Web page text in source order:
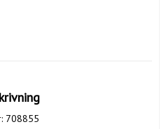
708855